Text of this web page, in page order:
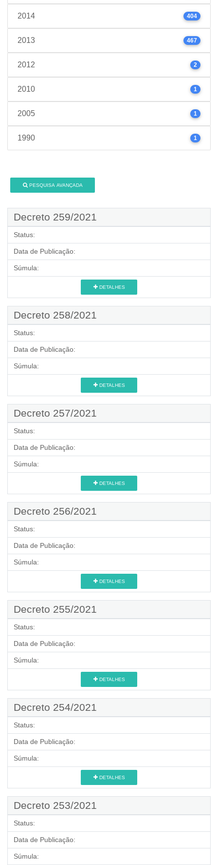
2014 404
2013 467
2012 2
2010 1
2005 1
1990 1
PESQUISA AVANÇADA
Decreto 259/2021
Status:
Data de Publicação:
Súmula:
DETALHES
Decreto 258/2021
Status:
Data de Publicação:
Súmula:
DETALHES
Decreto 257/2021
Status:
Data de Publicação:
Súmula:
DETALHES
Decreto 256/2021
Status:
Data de Publicação:
Súmula:
DETALHES
Decreto 255/2021
Status:
Data de Publicação:
Súmula:
DETALHES
Decreto 254/2021
Status:
Data de Publicação:
Súmula:
DETALHES
Decreto 253/2021
Status:
Data de Publicação:
Súmula: